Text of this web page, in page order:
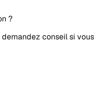
?
conseil si vous